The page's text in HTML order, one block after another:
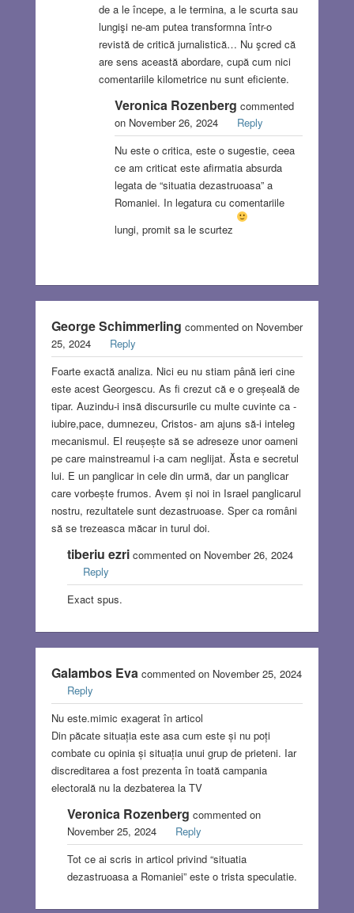
de a le începe, a le termina, a le scurta sau
lungişi ne-am putea transformna într-o
revistă de critică jurnalistică… Nu şcred că
are sens această abordare, cupă cum nici
comentariile kilometrice nu sunt eficiente.
Veronica Rozenberg commented
on November 26, 2024
Reply
Nu este o critica, este o sugestie, ceea
ce am criticat este afirmatia absurda
legata de “situatia dezastruoasa” a
Romaniei. In legatura cu comentariile
lungi, promit sa le scurtez
George Schimmerling commented on November
25, 2024
Reply
Foarte exactă analiza. Nici eu nu stiam până ieri cine
este acest Georgescu. As fi crezut că e o greșeală de
tipar. Auzindu-i insă discursurile cu multe cuvinte ca -
iubire,pace, dumnezeu, Cristos- am ajuns să-i inteleg
mecanismul. El reușește să se adreseze unor oameni
pe care mainstreamul i-a cam neglijat. Ăsta e secretul
lui. E un panglicar in cele din urmă, dar un panglicar
care vorbește frumos. Avem și noi in Israel panglicarul
nostru, rezultatele sunt dezastruoase. Sper ca români
să se trezeasca măcar in turul doi.
tiberiu ezricommented on November 26, 2024
Reply
Exact spus.
Galambos Evacommented on November 25, 2024
Reply
Nu este.mimic exagerat în articol
Din păcate situația este asa cum este și nu poți
combate cu opinia și situația unui grup de prieteni. Iar
discreditarea a fost prezenta în toată campania
electorală nu la dezbaterea la TV
Veronica Rozenberg commented on
November 25, 2024
Reply
Tot ce ai scris in articol privind “situatia
dezastruoasa a Romaniei” este o trista speculatie.